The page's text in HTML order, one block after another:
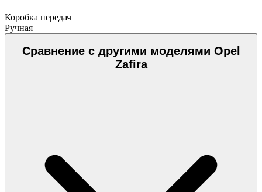
Коробка передач
Ручная
Сравнение с другими моделями Opel
Zafira